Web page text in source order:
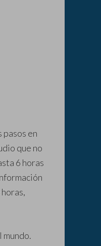
pasos en
que no
6 horas
mundo.